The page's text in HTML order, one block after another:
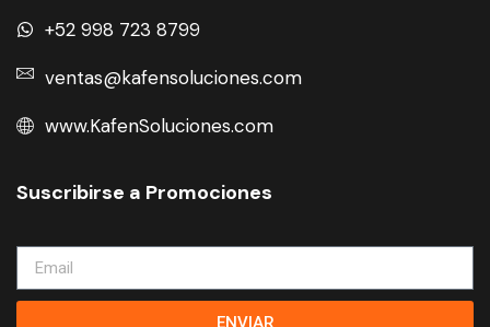
+52 998 723 8799
ventas@kafensoluciones.com
www.KafenSoluciones.com
Suscribirse a Promociones
ENVIAR